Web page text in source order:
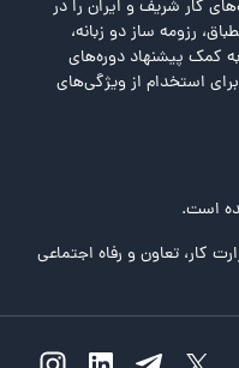
کار شریف و ایران را در
رزومه ساز دو زبانه،
کمک پیشنهاد دوره‌های
استخدام از ویژگی‌های
است.
کار، تعاون و رفاه اجتماعی